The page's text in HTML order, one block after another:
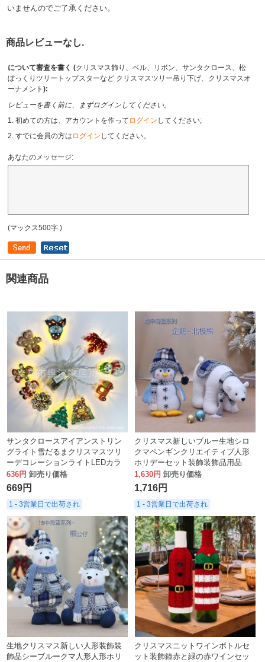
いませんのでご了承ください。
商品レビューなし.
について審査を書く (クリスマス飾り、ベル、リボン、サンタクロース、松
ぼっくりツリートップスターなど クリスマスツリー吊り下げ、クリスマスオ
ーナメント ):
レビューを書く前に、まずログインしてください。
1. 初めての方は、アカウントを作って ログイン してください;
2. すでに会員の方は ログイン してください。
あなたのメッセージ:
(マックス500字.)
関連商品
サンタクロースアイアンストリン
グライト雪だるまクリスマスツリ
ーデコレーションライトLEDカラ
ーライトストリングクリスマスヨ
ーロッパとアメリカの新年雰囲気
ライト
636円 卸売り価格
669円
1 - 3営業日で出荷され
クリスマス新しいブルー生地シロ
クマペンギンクリエイティブ人形
ホリデーセット装飾装飾品用品
1,630円 卸売り価格
1,716円
1 - 3営業日で出荷され
生地クリスマス新しい人形装飾装
飾品シーブルークマ人形人形ホリ
クリスマスニットワインボトルセ
ット装飾鐘赤と緑の赤ワインセッ